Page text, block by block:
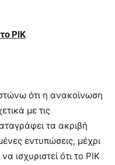
ΡΙΚ
ότι η ανακοίνωση
με τις
τα ακριβή
εντυπώσεις, μέχρι
ισχυριστεί ότι το ΡΙΚ